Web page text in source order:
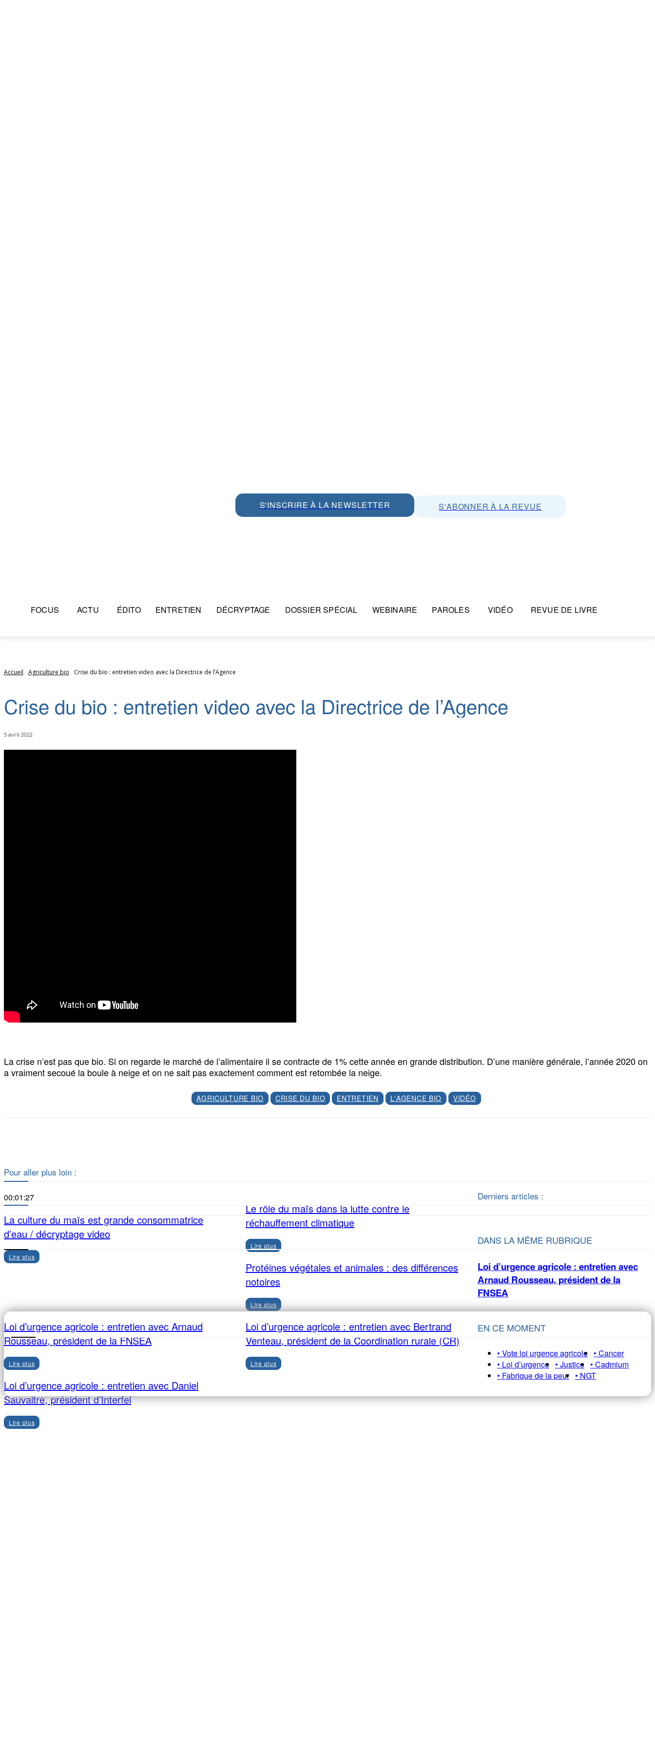
S'INSCRIRE À LA NEWSLETTER S'ABONNER À LA REVUE
FOCUS ACTU ÉDITO ENTRETIEN DÉCRYPTAGE DOSSIER SPÉCIAL WEBINAIRE PAROLES VIDÉO REVUE DE LIVRE
Accueil Agriculture bio Crise du bio : entretien video avec la Directrice de l’Agence
Crise du bio : entretien video avec la Directrice de l’Agence
5 avril 2022
La crise n’est pas que bio. Si on regarde le marché de l’alimentaire il se contracte de 1% cette année en grande distribution. D’une manière générale, l’année 2020 on
a vraiment secoué la boule à neige et on ne sait pas exactement comment est retombée la neige.
AGRICULTURE BIO CRISE DU BIO ENTRETIEN L'AGENCE BIO VIDÉO
Pour aller plus loin :
00:01:27
La culture du maïs est grande consommatrice
d’eau / décryptage video
Lire plus
Le rôle du maïs dans la lutte contre le
réchauffement climatique
Lire plus
Protéines végétales et animales : des différences
notoires
Lire plus
Derniers articles :
Loi d’urgence agricole : entretien avec Arnaud
Rousseau, président de la FNSEA
Lire plus
Loi d’urgence agricole : entretien avec Bertrand
Venteau, président de la Coordination rurale (CR)
Lire plus
Loi d’urgence agricole : entretien avec Daniel
Sauvaitre, président d’Interfel
Lire plus
DANS LA MÊME RUBRIQUE
Loi d’urgence agricole : entretien avec
Arnaud Rousseau, président de la
FNSEA
EN CE MOMENT
• Vote loi urgence agricole • Cancer
• Loi d’urgence • Justice • Cadmium
• Fabrique de la peur • NGT